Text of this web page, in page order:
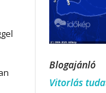
Blogajánló
Vitorlás